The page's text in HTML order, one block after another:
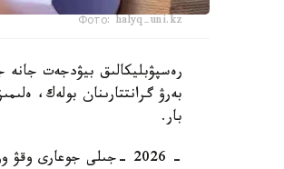
Фото: halyq-uni.kz
رەسپۋبليكالىق بيۋدجەت جانە
بەرۋ گرانتتارىنان بولەك،
بار.
- 2026 -جىلى جوعارى